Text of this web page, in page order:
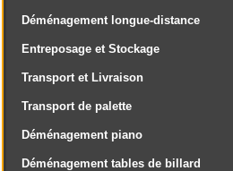
Déménagement longue-distance
Entreposage et Stockage
Transport et Livraison
Transport de palette
Déménagement piano
Déménagement tables de billard